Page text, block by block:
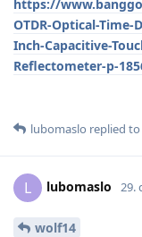
https://
OTDR-Optical-Time-
Inch-Capacitive-
Reflectometer-p-
lubomaslo replied
L lubomaslo 29.
wolf14